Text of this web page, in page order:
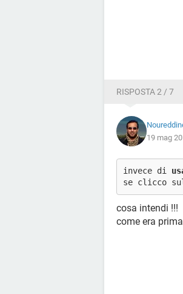
RISPOSTA 2 / 7
19 mag
invece di
se clicco
cosa intendi !!!
come era